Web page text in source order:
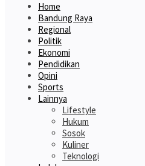
Home
Bandung Raya
Regional
Politik
Ekonomi
Pendidikan
Opini
Sports
Lainnya
Lifestyle
Hukum
Sosok
Kuliner
Teknologi